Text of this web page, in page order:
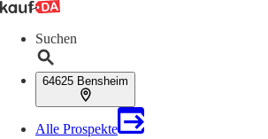
Suchen
64625 Bensheim
Alle Prospekte